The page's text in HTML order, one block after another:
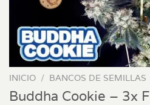
INICIO / BANCOS DE SEMILLAS
Buddha Cookie – 3x